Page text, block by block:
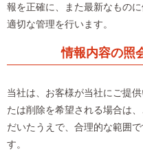
報を正確に、また最新なもの
適切な管理を行います。
情報内容の照
当社は、お客様が当社にご提
たは削除を希望される場合は
だいたうえで、合理的な範囲
す。